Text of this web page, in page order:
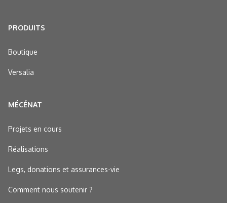
PRODUITS
Boutique
Versalia
MÉCÉNAT
Projets en cours
Réalisations
Legs, donations et assurances-vie
Comment nous soutenir ?